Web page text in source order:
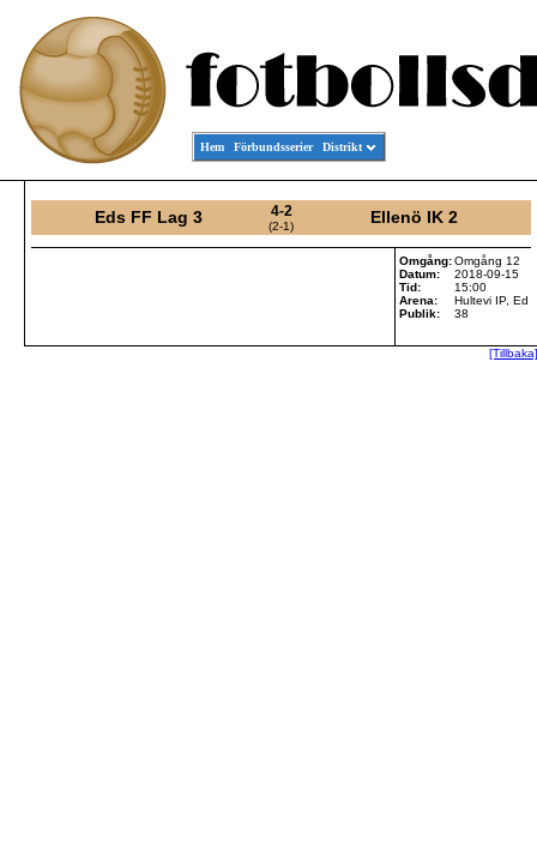
Hem Förbundsserier Distrikt
Eds FF Lag 3 4-2
(2-1) Ellenö IK 2
Omgång:Omgång 12
Datum:
2018-09-15
Tid:
15:00
Arena:
Hultevi IP, Ed
Publik:
38
[Tillbaka]